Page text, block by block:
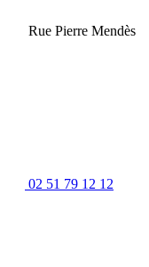
Rue Pierre Mendès
02 51 79 12 12